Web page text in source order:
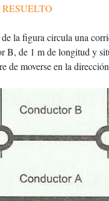
RESUELTO
la figura circula una
B, de 1 m de longitud y
de moverse en la